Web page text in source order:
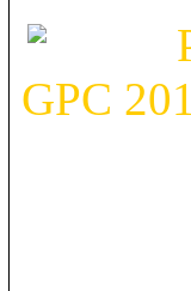
GPC